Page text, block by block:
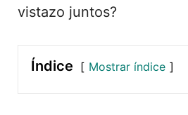
vistazo juntos?
Índice Mostrar índice